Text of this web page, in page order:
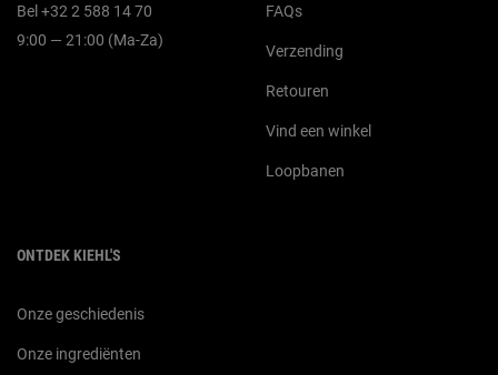
Bel +32 2 588 14 70
9:00 — 21:00 (Ma-Za)
FAQs
Verzending
Retouren
Vind een winkel
Loopbanen
ONTDEK KIEHL'S
Onze geschiedenis
Onze ingrediënten